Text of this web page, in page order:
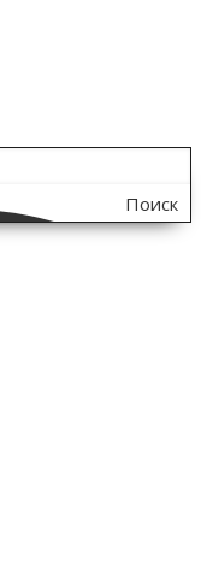
Поиск
по